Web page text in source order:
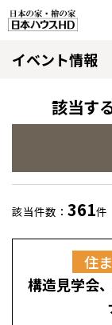
脱炭素・檜の家
環境にやさしい
耐震構造
高耐久住宅
高断熱・高気密の
エネルギー自給自
選ばれる理由
檜の魅力 トップ
檜と日本人
1000年を超えて
知られざる檜の
注文住宅
グレートステージ
リフォーム トップ
イベント情報
該当す
該当件数： 361件
住
構造見学会